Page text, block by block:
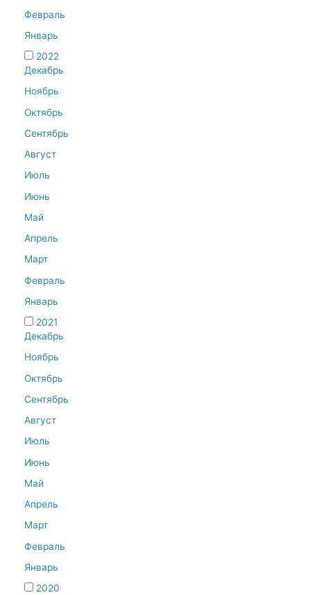
Февраль
Январь
2022
Декабрь
Ноябрь
Октябрь
Сентябрь
Август
Июль
Июнь
Май
Апрель
Март
Февраль
Январь
2021
Декабрь
Ноябрь
Октябрь
Сентябрь
Август
Июль
Июнь
Май
Апрель
Март
Февраль
Январь
2020